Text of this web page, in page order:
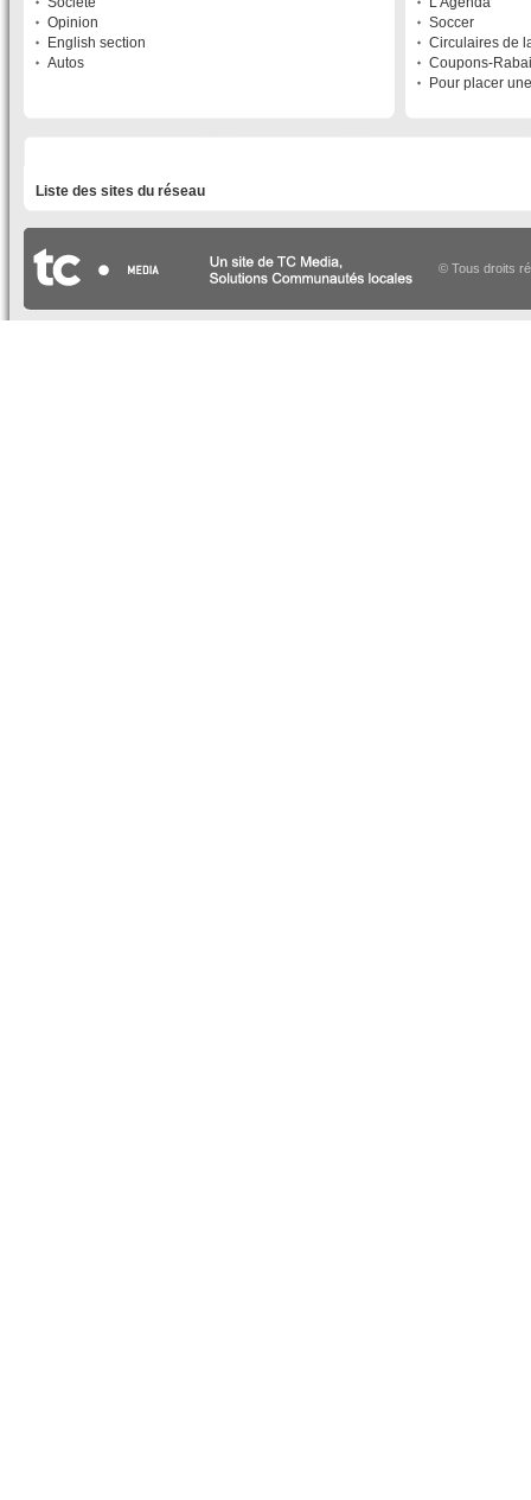
Opinion
English section
Autos
Soccer
Circulaires de
Coupons-
Pour placer
Liste des sites du réseau
© Tous droits